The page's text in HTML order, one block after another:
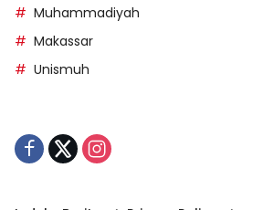
Muhammadiyah
Makassar
Unismuh